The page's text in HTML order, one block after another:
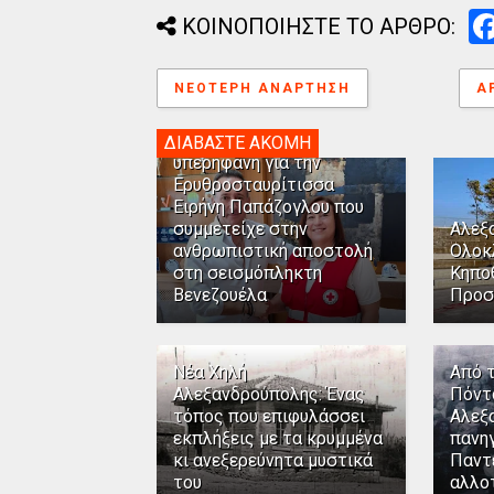
ΚΟΙΝΟΠΟΙΗΣΤΕ ΤΟ ΑΡΘΡΟ:
ΝΕΌΤΕΡΗ ΑΝΆΡΤΗΣΗ
ΔΙΑΒΑΣΤΕ ΑΚΟΜΗ
Η Αλεξανδρούπολη
υπερήφανη για την
Ερυθροσταυρίτισσα
Ειρήνη Παπάζογλου που
συμμετείχε στην
ανθρωπιστική αποστολή
στη σεισμόπληκτη
Βενεζουέλα
Νέα Χηλή
Αλεξανδρούπολης: Ένας
τόπος που επιφυλάσσει
εκπλήξεις με τα κρυμμένα
κι ανεξερεύνητα μυστικά
του
Από